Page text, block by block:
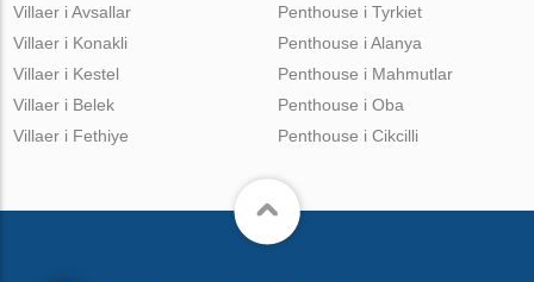
Villaer i Avsallar
Villaer i Konakli
Villaer i Kestel
Villaer i Belek
Villaer i Fethiye
Penthouse i Tyrkiet
Penthouse i Alanya
Penthouse i Mahmutlar
Penthouse i Oba
Penthouse i Cikcilli